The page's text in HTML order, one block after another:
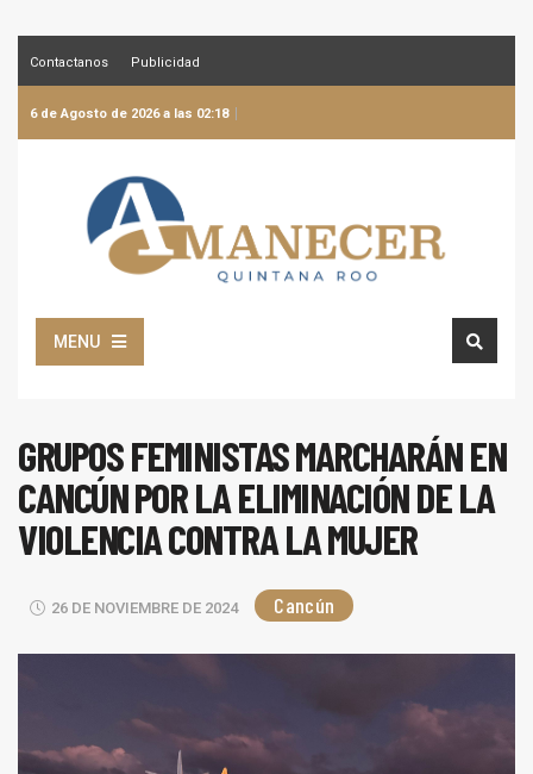
Contactanos Publicidad
6 de Agosto de 2026 a las 02:18
MENU
GRUPOS FEMINISTAS MARCHARÁN EN
CANCÚN POR LA ELIMINACIÓN DE LA
VIOLENCIA CONTRA LA MUJER
26 DE NOVIEMBRE DE 2024 Cancún